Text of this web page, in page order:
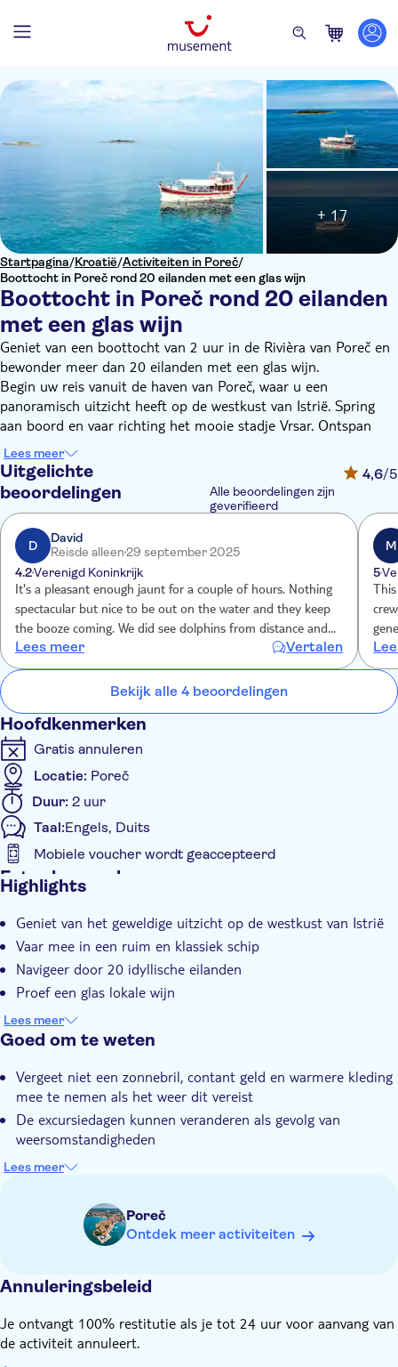
Startpagina/Kroatië/Activiteiten in Poreč/
Boottocht in Poreč rond 20 eilanden met een glas wijn
Boottocht in Poreč rond 20 eilanden
met een glas wijn
+ 17
Geniet van een boottocht van 2 uur in de Rivièra van Poreč en
bewonder meer dan 20 eilanden met een glas wijn.
Begin uw reis vanuit de haven van Poreč, waar u een
panoramisch uitzicht heeft op de westkust van Istrië. Spring
aan boord en vaar richting het mooie stadje Vrsar. Ontspan
terwijl u een glas lokale wijn en Schnaps als welkomstdrankje
proeft.
Je krijgt de kans om geweldige foto's te maken en
onvergetelijke herinneringen te creëren. Verscherp uw zicht en
misschien wordt u zelfs verrast door dolfijnen. Bij terugkomst
kunt u genieten van het panoramische uitzicht op de
historische stad Poreč en het schiereiland.
Lees meer
Uitgelichte
beoordelingen
4,6/5
Alle beoordelingen zijn
geverifieerd
D
David
Reisde alleen29 september 2025
4.2Verenigd Koninkrijk
It's a pleasant enough jaunt for a couple of hours. Nothing
spectacular but nice to be out on the water and they keep
the booze coming. We did see dolphins from distance and
the crew did their best to find them. Nice crew and a relaxed
experience.
Lees meer Vertalen
M
5
Bekijk alle 4 beoordelingen
Hoofdkenmerken
Gratis annuleren
Locatie: Poreč
Duur: 2 uur
Taal:Engels, Duits
Mobiele voucher wordt geaccepteerd
Extra kenmerken
Highlights
Geniet van het geweldige uitzicht op de westkust van Istrië
Vaar mee in een ruim en klassiek schip
Navigeer door 20 idyllische eilanden
Proef een glas lokale wijn
Neem het hele gezin mee - iedereen zal er van genieten
Lees meer
Goed om te weten
Vergeet niet een zonnebril, contant geld en warmere kleding
mee te nemen als het weer dit vereist
De excursiedagen kunnen veranderen als gevolg van
weersomstandigheden
De boot biedt plaats aan maximaal 80 passagiers
Lees meer
Poreč
Ontdek meer activiteiten
Annuleringsbeleid
Je ontvangt 100% restitutie als je tot 24 uur voor aanvang van
de activiteit annuleert.